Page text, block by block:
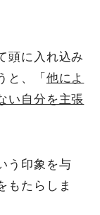
頭に入れ込み
と、「 他によ
い自分を主張
う印象を与
もたらしま